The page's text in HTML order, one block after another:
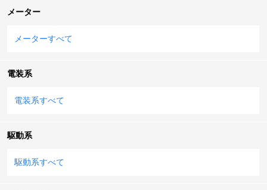
メーター
メーターすべて
電装系
電装系すべて
駆動系
駆動系すべて